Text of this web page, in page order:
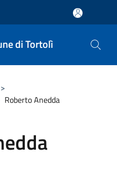
di Tortolì
>
Roberto Anedda